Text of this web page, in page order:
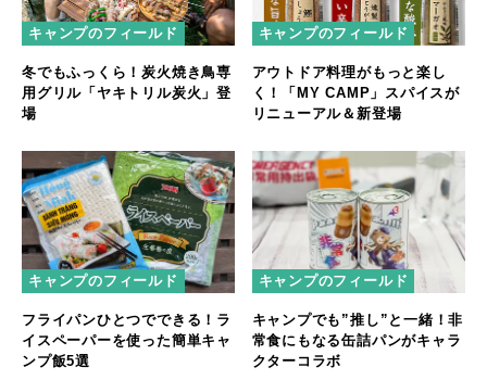
キャンプのフィールド
冬でもふっくら！炭火焼き鳥専
用グリル「ヤキトリル炭火」登
場
キャンプのフィールド
アウトドア料理がもっと楽し
く！「MY CAMP」スパイスが
リニューアル＆新登場
キャンプのフィールド
フライパンひとつでできる！ラ
イスペーパーを使った簡単キャ
ンプ飯5選
キャンプのフィールド
キャンプでも”推し”と一緒！非
常食にもなる缶詰パンがキャラ
クターコラボ